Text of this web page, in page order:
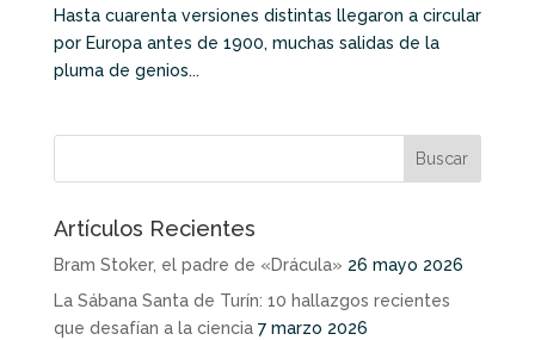
Hasta cuarenta versiones distintas llegaron a circular
por Europa antes de 1900, muchas salidas de la
pluma de genios...
Artículos Recientes
Bram Stoker, el padre de «Drácula» 26 mayo 2026
La Sábana Santa de Turín: 10 hallazgos recientes
que desafían a la ciencia 7 marzo 2026